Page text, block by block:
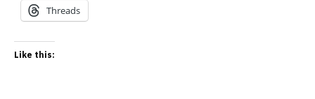
Threads
Like this: